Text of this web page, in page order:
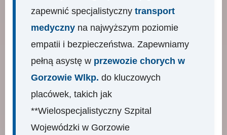
zapewnić specjalistyczny transport
medyczny na najwyższym poziomie
empatii i bezpieczeństwa. Zapewniamy
pełną asystę w przewozie chorych w
Gorzowie Wlkp. do kluczowych
placówek, takich jak
**Wielospecjalistyczny Szpital
Wojewódzki w Gorzowie